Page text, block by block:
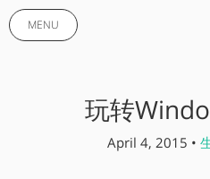
MENU
玩转
April 4, 2015 •